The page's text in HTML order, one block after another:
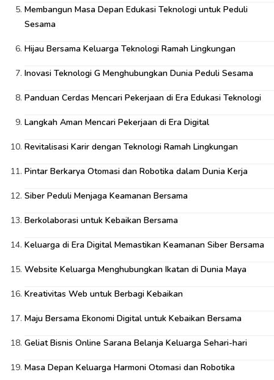
Membangun Masa Depan Edukasi Teknologi untuk Peduli
Sesama
Hijau Bersama Keluarga Teknologi Ramah Lingkungan
Inovasi Teknologi G Menghubungkan Dunia Peduli Sesama
Panduan Cerdas Mencari Pekerjaan di Era Edukasi Teknologi
Langkah Aman Mencari Pekerjaan di Era Digital
Revitalisasi Karir dengan Teknologi Ramah Lingkungan
Pintar Berkarya Otomasi dan Robotika dalam Dunia Kerja
Siber Peduli Menjaga Keamanan Bersama
Berkolaborasi untuk Kebaikan Bersama
Keluarga di Era Digital Memastikan Keamanan Siber Bersama
Website Keluarga Menghubungkan Ikatan di Dunia Maya
Kreativitas Web untuk Berbagi Kebaikan
Maju Bersama Ekonomi Digital untuk Kebaikan Bersama
Geliat Bisnis Online Sarana Belanja Keluarga Sehari-hari
Masa Depan Keluarga Harmoni Otomasi dan Robotika